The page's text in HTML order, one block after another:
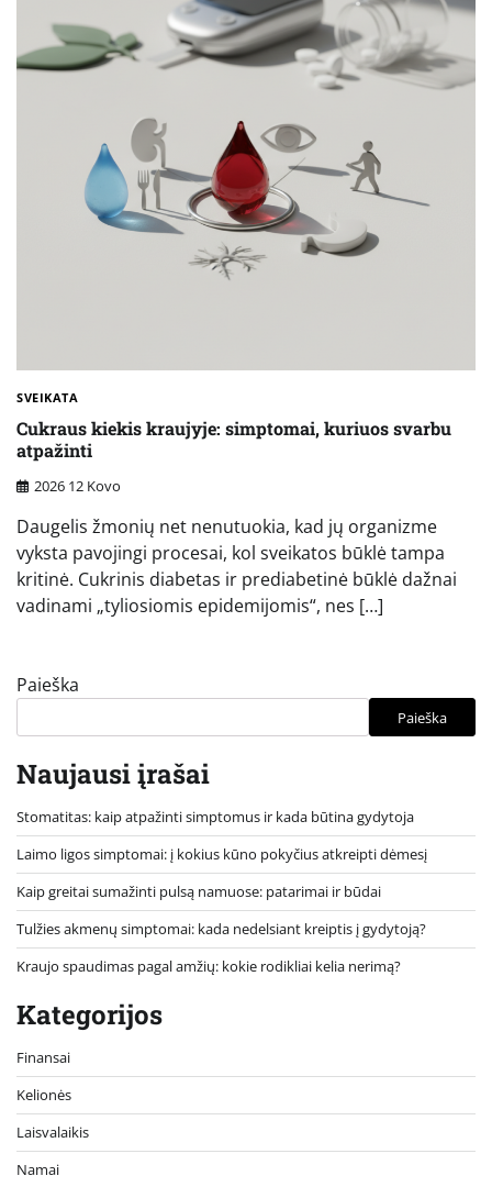
SVEIKATA
Cukraus kiekis kraujyje: simptomai, kuriuos svarbu
atpažinti
2026 12 Kovo
Daugelis žmonių net nenutuokia, kad jų organizme
vyksta pavojingi procesai, kol sveikatos būklė tampa
kritinė. Cukrinis diabetas ir prediabetinė būklė dažnai
vadinami „tyliosiomis epidemijomis“, nes […]
Paieška
Paieška
Naujausi įrašai
Stomatitas: kaip atpažinti simptomus ir kada būtina gydytoja
Laimo ligos simptomai: į kokius kūno pokyčius atkreipti dėmesį
Kaip greitai sumažinti pulsą namuose: patarimai ir būdai
Tulžies akmenų simptomai: kada nedelsiant kreiptis į gydytoją?
Kraujo spaudimas pagal amžių: kokie rodikliai kelia nerimą?
Kategorijos
Finansai
Kelionės
Laisvalaikis
Namai